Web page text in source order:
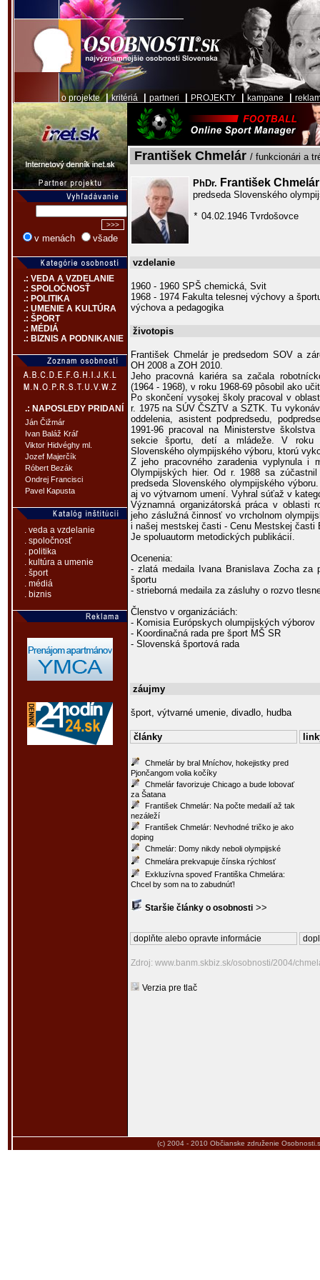
o projekte|kritériá partneri PROJEKTY kampane
v menách všade
.: VEDA A VZDELANIE
.: SPOLOČNOSŤ
.: POLITIKA
.: UMENIE A KULTÚRA
.: ŠPORT
.: MÉDIÁ
.: BIZNIS A PODNIKANIE
.: NAPOSLEDY PRIDANÍ
Ján Čižmár
Ivan Baláž Kráľ
Viktor Hidvéghy ml.
Jozef Majerčík
Róbert Bezák
Ondrej Francisci
Pavel Kapusta
. veda a vzdelanie
. spoločnosť
. politika
. kultúra a umenie
. šport
. médiá
. biznis
František Chmelár / funkcionári a
PhDr. František Chmelár
predseda Slovenského
* 04.02.1946 Tvrdošovce
vzdelanie
1960 - 1960 SPŠ chemická, Svit
1968 - 1974 Fakulta telesnej výchovy a
výchova a pedagogika
životopis
František Chmelár je predsedom SOV a
OH 2008 a ZOH 2010.
Jeho pracovná kariéra sa začala
(1964 - 1968), v roku 1968-69 pôsobil ako
Po skončení vysokej školy pracoval v
r. 1975 na SÚV ČSZTV a SZTK. Tu
oddelenia, asistent podpredsedu,
1991-96 pracoval na Ministerstve
sekcie športu, detí a mládeže. V roku
Slovenského olympijského výboru, ktorú
Z jeho pracovného zaradenia vyplynula i
Olympijských hier. Od r. 1988 sa
predseda Slovenského olympijského
aj vo výtvarnom umení. Vyhral súťaž v
Významná organizátorská práca v oblasti
jeho záslužná činnosť vo vrcholnom
i našej mestskej časti - Cenu Mestskej časti
Je spoluautorm metodických publikácií.
Ocenenia:
- zlatá medaila Ivana Branislava Zocha za
športu
- strieborná medaila za zásluhy o rozvo
Členstvo v organizáciách:
- Komisia Európskych olumpijských výborov
- Koordinačná rada pre šport MŠ SR
- Slovenská športová rada
záujmy
šport, výtvarné umenie, divadlo, hudba
články
Chmelár by bral Mníchov, hokejistky pred
Pjončangom volia kočíky
Chmelár favorizuje Chicago a bude lobovať
za Šatana
František Chmelár: Na počte medailí až tak
nezáleží
František Chmelár: Nevhodné tričko je ako
doping
Chmelár: Domy nikdy neboli olympijské
Chmelára prekvapuje čínska rýchlosť
Exkluzívna spoveď Františka Chmelára:
Chcel by som na to zabudnúť!
Staršie články o osobnosti >>
doplňte alebo opravte informácie
Zdroj: www.banm.skbiz.sk/osobnosti/2004/
Verzia pre tlač
(c) 2004 - 2010 Občianske združenie